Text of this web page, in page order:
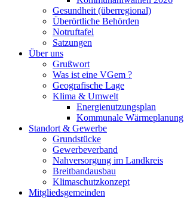
Gesundheit (überregional)
Überörtliche Behörden
Notruftafel
Satzungen
Über uns
Grußwort
Was ist eine VGem ?
Geografische Lage
Klima & Umwelt
Energienutzungsplan
Kommunale Wärmeplanung
Standort & Gewerbe
Grundstücke
Gewerbeverband
Nahversorgung im Landkreis
Breitbandausbau
Klimaschutzkonzept
Mitgliedsgemeinden